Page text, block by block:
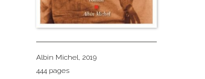
Albin Michel, 2019
444 pages